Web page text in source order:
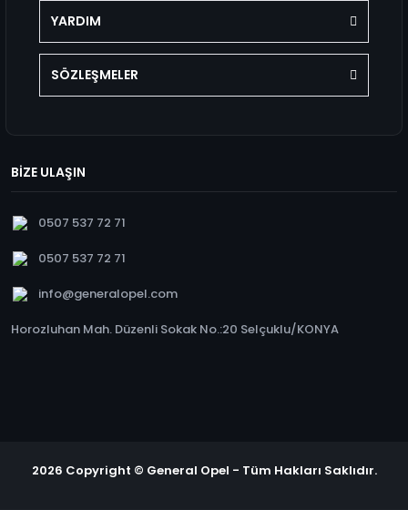
YARDIM
SÖZLEŞMELER
BİZE ULAŞIN
0507 537 72 71
0507 537 72 71
info@generalopel.com
Horozluhan Mah. Düzenli Sokak No.:20 Selçuklu/KONYA
2026 Copyright © General Opel - Tüm Hakları Saklıdır.